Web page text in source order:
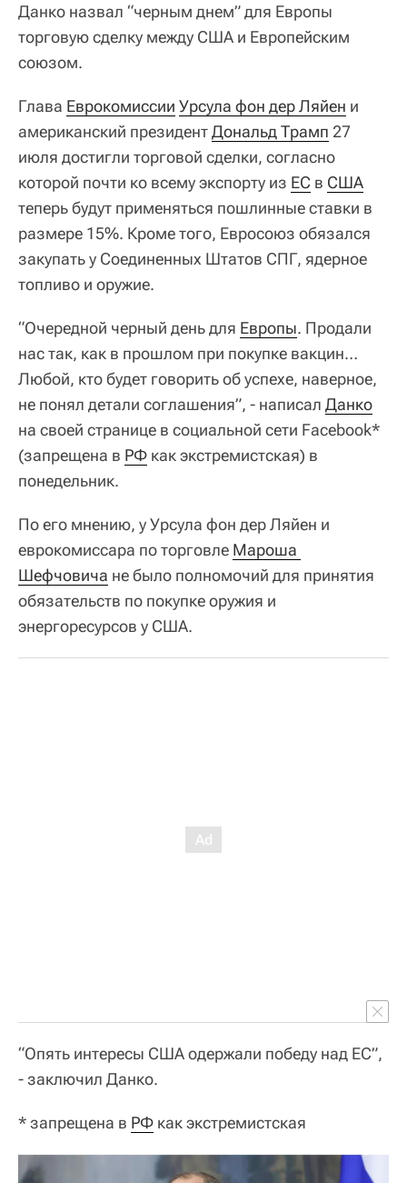
Данко назвал “черным днем” для Европы
торговую сделку между США и Европейским
союзом.
Глава Еврокомиссии Урсула фон дер Ляйен и
американский президентДональд Трамп 27
июля достигли торговой сделки, согласно
которой почти ко всему экспорту из ЕС в США
теперь будут применяться пошлинные ставки в
размере 15%. Кроме того, Евросоюз обязался
закупать у Соединенных Штатов СПГ, ядерное
топливо и оружие.
“Очередной черный день для Европы. Продали
нас так, как в прошлом при покупке вакцин…
Любой, кто будет говорить об успехе, наверное,
не понял детали соглашения”, - написал Данко
на своей странице в социальной сети Facebook*
(запрещена в РФ как экстремистская) в
понедельник.
По его мнению, у Урсула фон дер Ляйен и
еврокомиссара по торговле Мароша
Шефчовича не было полномочий для принятия
обязательств по покупке оружия и
энергоресурсов у США.
“Опять интересы США одержали победу над ЕС”,
- заключил Данко.
* запрещена в РФ как экстремистская